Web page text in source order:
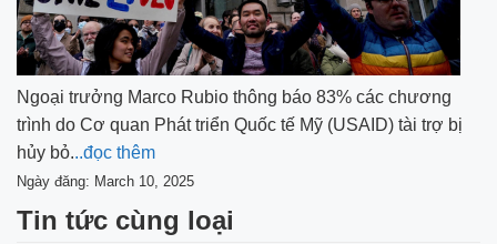
Ngoại trưởng Marco Rubio thông báo 83% các chương
trình do Cơ quan Phát triển Quốc tế Mỹ (USAID) tài trợ bị
hủy bỏ...đọc thêm
Ngày đăng: March 10, 2025
Tin tức cùng loại